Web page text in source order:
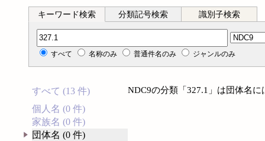
キーワード検索 分類記号検索 識別子検索
分類記号検索
すべて 名称のみ 普通件名のみ ジャンルのみ
すべて (13 件)
個人名 (0 件)
家族名 (0 件)
団体名 (0 件)
NDC9の分類「327.1」は団体名